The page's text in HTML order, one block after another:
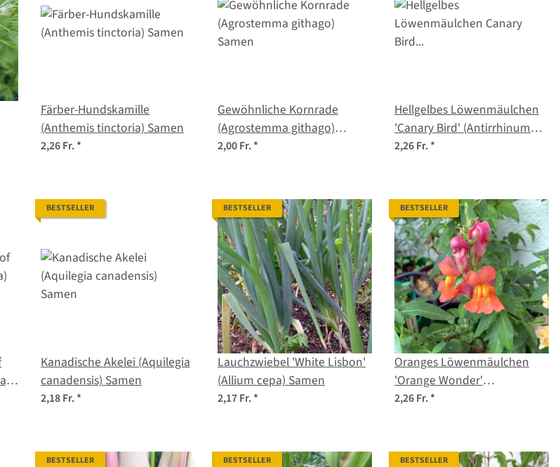
Färber-Hundskamille
(Anthemis tinctoria) Samen
2,26 Fr.*
Gewöhnliche Kornrade
(Agrostemma githago)
Samen
2,00 Fr.*
Hellgelbes Löwenmäulchen
'Canary Bird' (Antirrhinum
majus) Samen
2,26 Fr.*
BESTSELLER
Kanadische Akelei (Aquilegia
canadensis) Samen
2,18 Fr.*
BESTSELLER
Lauchzwiebel 'White Lisbon'
(Allium cepa) Samen
2,17 Fr.*
BESTSELLER
Oranges Löwenmäulchen
'Orange Wonder'
2,26 Fr.*
BESTSELLER BESTSELLER BESTSELLER